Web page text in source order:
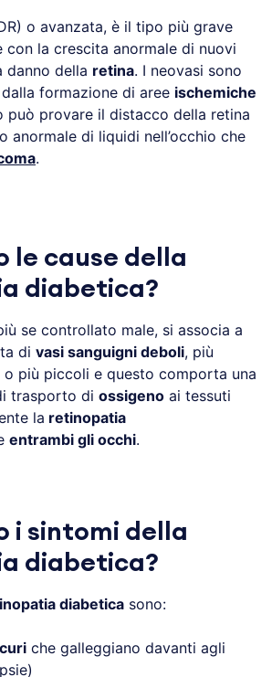
o avanzata, è il tipo più grave
con la crescita anormale di nuovi
danno della retina. I neovasi sono
formazione di aree ischemiche
può provare il distacco della retina
anormale di liquidi nell’occhio che
.
le cause della
diabetica?
se controllato male, si associa a
di vasi sanguigni deboli, più
più piccoli e questo comporta una
trasporto di ossigeno ai tessuti
la retinopatia
entrambi gli occhi.
i sintomi della
diabetica?
diabetica sono:
che galleggiano davanti agli